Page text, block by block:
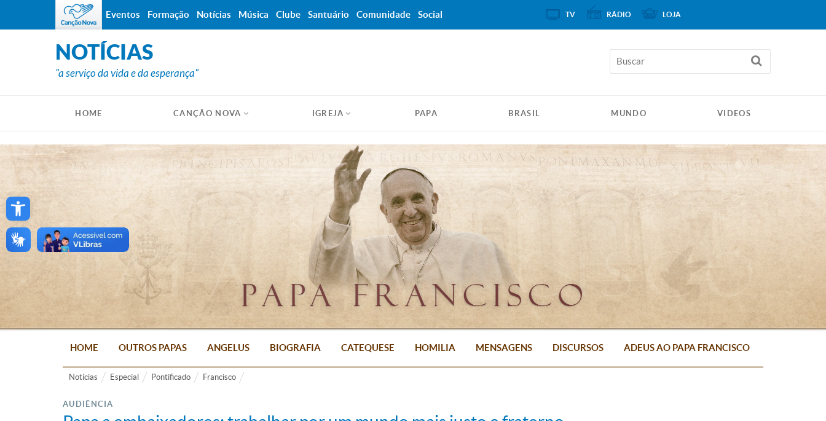
Open toolbar
NOTÍCIAS
"a serviço da vida e da esperança"
HOME CANÇÃO NOVA IGREJA PAPA BRASIL MUNDO VIDEOS
HOME OUTROS PAPAS ANGELUS BIOGRAFIA CATEQUESE HOMILIA MENSAGENS DISCURSOS ADEUS AO PAPA FRANCISCO
Notícias Especial Pontificado Francisco
AUDIÊNCIA
Eventos Formação Notícias Música Clube Santuário Comunidade Social TV RÁDIO LOJA